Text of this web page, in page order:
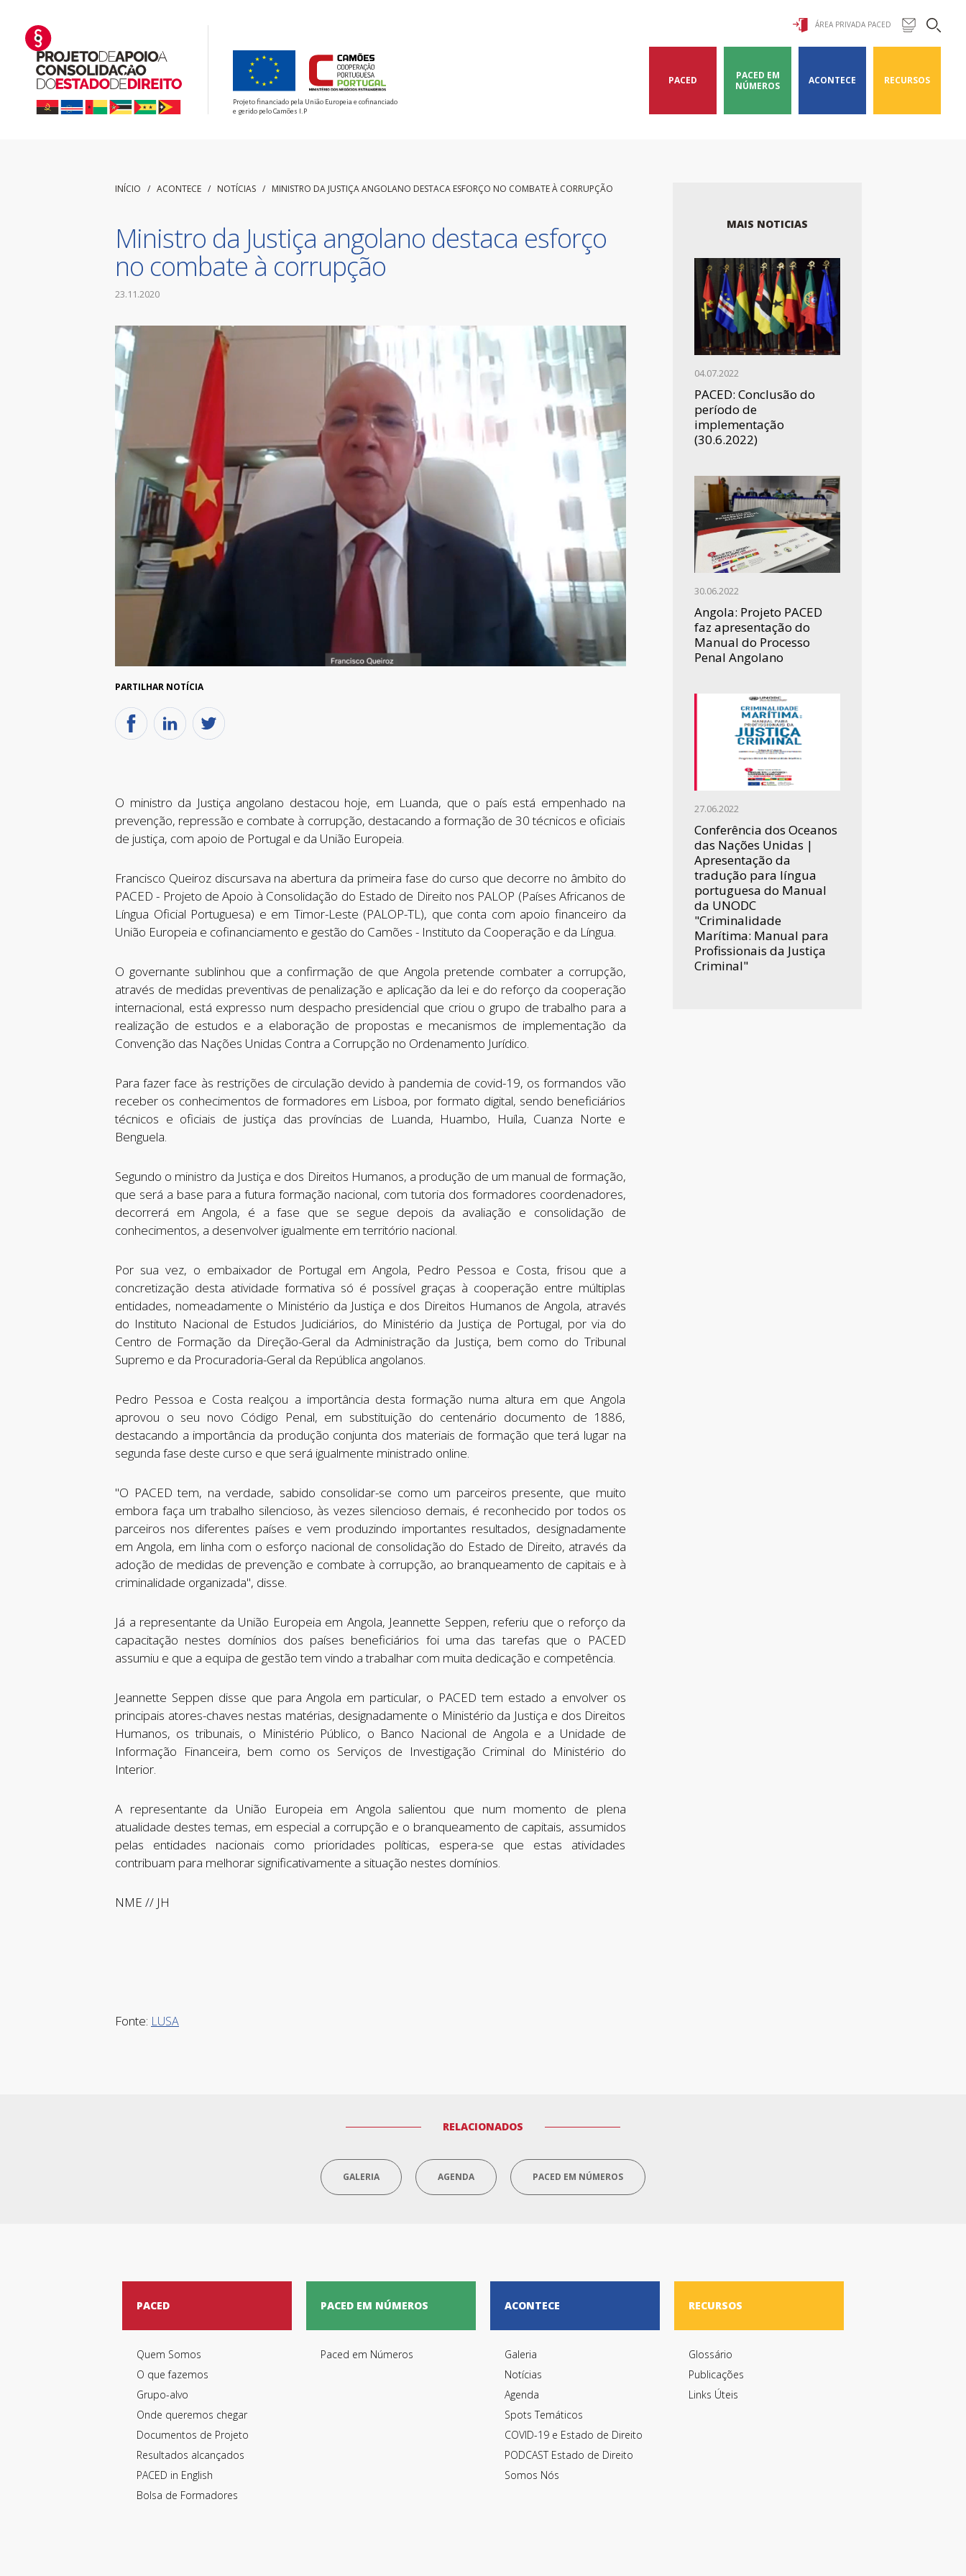
Projeto financiado pela União Europeia e cofinanciado
e gerido pelo Camões I.P
ÁREA PRIVADA PACED
PACED
PACED EM
NÚMEROS
ACONTECE RECURSOS
INÍCIO / ACONTECE / NOTÍCIAS / MINISTRO DA JUSTIÇA ANGOLANO DESTACA ESFORÇO NO COMBATE À CORRUPÇÃO
Ministro da Justiça angolano destaca esforço
no combate à corrupção
23.11.2020
PARTILHAR NOTÍCIA
O ministro da Justiça angolano destacou hoje, em Luanda, que o país está empenhado na
prevenção, repressão e combate à corrupção, destacando a formação de 30 técnicos e oficiais
de justiça, com apoio de Portugal e da União Europeia.
Francisco Queiroz discursava na abertura da primeira fase do curso que decorre no âmbito do
PACED - Projeto de Apoio à Consolidação do Estado de Direito nos PALOP (Países Africanos de
Língua Oficial Portuguesa) e em Timor-Leste (PALOP-TL), que conta com apoio financeiro da
União Europeia e cofinanciamento e gestão do Camões - Instituto da Cooperação e da Língua.
O governante sublinhou que a confirmação de que Angola pretende combater a corrupção,
através de medidas preventivas de penalização e aplicação da lei e do reforço da cooperação
internacional, está expresso num despacho presidencial que criou o grupo de trabalho para a
realização de estudos e a elaboração de propostas e mecanismos de implementação da
Convenção das Nações Unidas Contra a Corrupção no Ordenamento Jurídico.
Para fazer face às restrições de circulação devido à pandemia de covid-19, os formandos vão
receber os conhecimentos de formadores em Lisboa, por formato digital, sendo beneficiários
técnicos e oficiais de justiça das províncias de Luanda, Huambo, Huíla, Cuanza Norte e
Benguela.
Segundo o ministro da Justiça e dos Direitos Humanos, a produção de um manual de formação,
que será a base para a futura formação nacional, com tutoria dos formadores coordenadores,
decorrerá em Angola, é a fase que se segue depois da avaliação e consolidação de
conhecimentos, a desenvolver igualmente em território nacional.
Por sua vez, o embaixador de Portugal em Angola, Pedro Pessoa e Costa, frisou que a
concretização desta atividade formativa só é possível graças à cooperação entre múltiplas
entidades, nomeadamente o Ministério da Justiça e dos Direitos Humanos de Angola, através
do Instituto Nacional de Estudos Judiciários, do Ministério da Justiça de Portugal, por via do
Centro de Formação da Direção-Geral da Administração da Justiça, bem como do Tribunal
Supremo e da Procuradoria-Geral da República angolanos.
Pedro Pessoa e Costa realçou a importância desta formação numa altura em que Angola
aprovou o seu novo Código Penal, em substituição do centenário documento de 1886,
destacando a importância da produção conjunta dos materiais de formação que terá lugar na
segunda fase deste curso e que será igualmente ministrado online.
"O PACED tem, na verdade, sabido consolidar-se como um parceiros presente, que muito
embora faça um trabalho silencioso, às vezes silencioso demais, é reconhecido por todos os
parceiros nos diferentes países e vem produzindo importantes resultados, designadamente
em Angola, em linha com o esforço nacional de consolidação do Estado de Direito, através da
adoção de medidas de prevenção e combate à corrupção, ao branqueamento de capitais e à
criminalidade organizada", disse.
Já a representante da União Europeia em Angola, Jeannette Seppen, referiu que o reforço da
capacitação nestes domínios dos países beneficiários foi uma das tarefas que o PACED
assumiu e que a equipa de gestão tem vindo a trabalhar com muita dedicação e competência.
Jeannette Seppen disse que para Angola em particular, o PACED tem estado a envolver os
principais atores-chaves nestas matérias, designadamente o Ministério da Justiça e dos Direitos
Humanos, os tribunais, o Ministério Público, o Banco Nacional de Angola e a Unidade de
Informação Financeira, bem como os Serviços de Investigação Criminal do Ministério do
Interior.
A representante da União Europeia em Angola salientou que num momento de plena
atualidade destes temas, em especial a corrupção e o branqueamento de capitais, assumidos
pelas entidades nacionais como prioridades políticas, espera-se que estas atividades
contribuam para melhorar significativamente a situação nestes domínios.
NME // JH
Fonte: LUSA
MAIS NOTICIAS
04.07.2022
PACED: Conclusão do
período de
implementação
(30.6.2022)
30.06.2022
Angola: Projeto PACED
faz apresentação do
Manual do Processo
Penal Angolano
27.06.2022
Conferência dos Oceanos
das Nações Unidas |
Apresentação da
tradução para língua
portuguesa do Manual
da UNODC
"Criminalidade
Marítima: Manual para
Profissionais da Justiça
Criminal"
RELACIONADOS
GALERIA AGENDA PACED EM NÚMEROS
PACED
Quem Somos
O que fazemos
Grupo-alvo
Onde queremos chegar
Documentos de Projeto
Resultados alcançados
PACED in English
Bolsa de Formadores
PACED EM NÚMEROS
Paced em Números
ACONTECE
Galeria
Notícias
Agenda
Spots Temáticos
COVID-19 e Estado de Direito
PODCAST Estado de Direito
Somos Nós
RECURSOS
Glossário
Publicações
Links Úteis